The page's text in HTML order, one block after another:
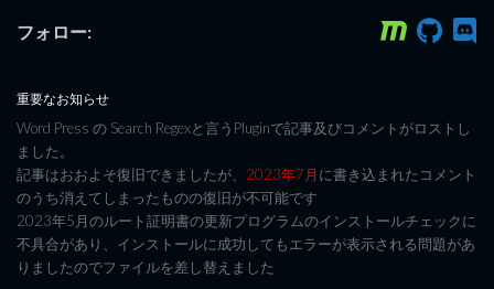
フォロー:
重要なお知らせ
Word Press の Search Regexと言うPluginで記事及びコメントがロストし
ました。
記事はおおよそ復旧できましたが、 2023年7月に書き込まれたコメント
のうち消えてしまったものの復旧が不可能です
2023年5月のルート証明書の更新プログラムのインストールチェックに
不具合があり、インストールに成功してもエラーが表示される問題があ
りましたのでファイルを差し替えました